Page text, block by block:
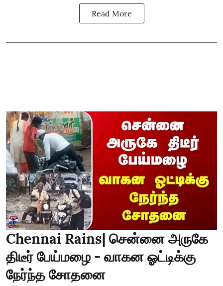
Read More
Chennai Rains| சென்னை அருகே
திடீர் பேய்மழை - வாகன ஓட்டிக்கு
நேர்ந்த சோதனை